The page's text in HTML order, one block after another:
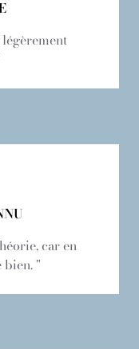
car en
bien. "